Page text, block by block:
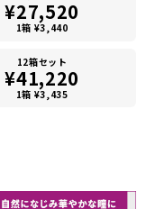
¥27,520
1箱 ¥3,440
12箱セット
¥41,220
1箱 ¥3,435